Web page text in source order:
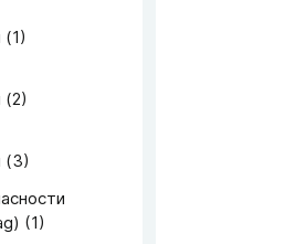
(1)
(2)
(3)
(1)